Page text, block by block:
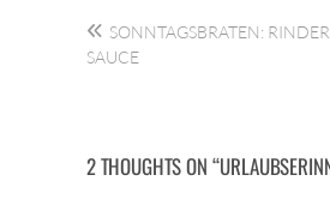
Beitragsnavigation
SONNTAGSBRATEN:
SAUCE
2 THOUGHTS ON “